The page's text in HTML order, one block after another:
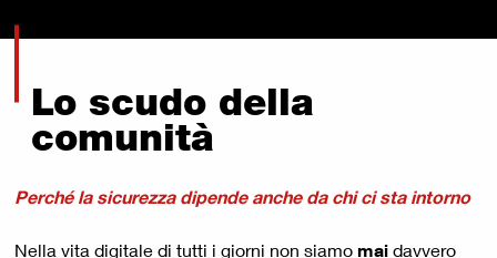
Lo scudo della
comunità
Perché la sicurezza dipende anche da chi ci sta intorno
Nella vita digitale di tutti i giorni non siamo mai davvero